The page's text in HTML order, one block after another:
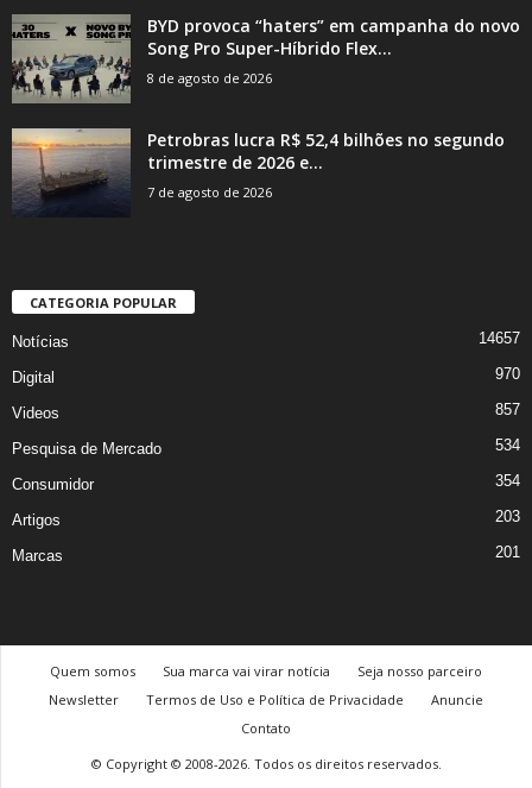
BYD provoca “haters” em campanha do novo
Song Pro Super-Híbrido Flex...
8 de agosto de 2026
Petrobras lucra R$ 52,4 bilhões no segundo
trimestre de 2026 e...
7 de agosto de 2026
CATEGORIA POPULAR
Notícias 14657
Digital 970
Videos 857
Pesquisa de Mercado 534
Consumidor 354
Artigos 203
Marcas 201
Quem somos Sua marca vai virar notícia
Seja nosso parceiro
Newsletter
Termos de Uso e Política de Privacidade
Anuncie
Contato
© Copyright © 2008-2026. Todos os direitos reservados.